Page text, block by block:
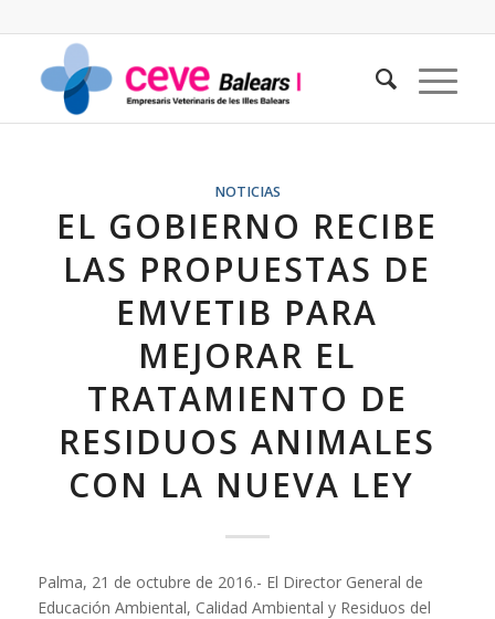
NOTICIAS
EL GOBIERNO RECIBE
LAS PROPUESTAS DE
EMVETIB PARA
MEJORAR EL
TRATAMIENTO DE
RESIDUOS ANIMALES
CON LA NUEVA LEY
Palma, 21 de octubre de 2016.- El Director General de
Educación Ambiental, Calidad Ambiental y Residuos del